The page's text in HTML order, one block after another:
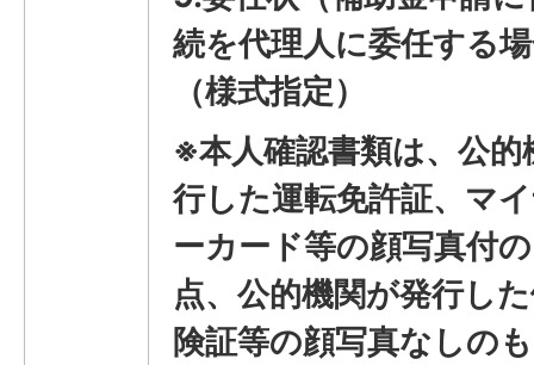
続を代理人に委任する
（様式指定）
※本人確認書類は、公的
行した運転免許証、マ
ーカード等の顔写真付
点、公的機関が発行し
険証等の顔写真なしの